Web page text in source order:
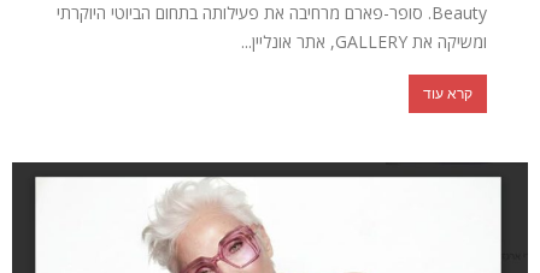
Beauty. סופר-פארם מרחיבה את פעילותה בתחום הביוטי היוקרתי
ומשיקה את GALLERY, אתר אונליין...
קרא עוד